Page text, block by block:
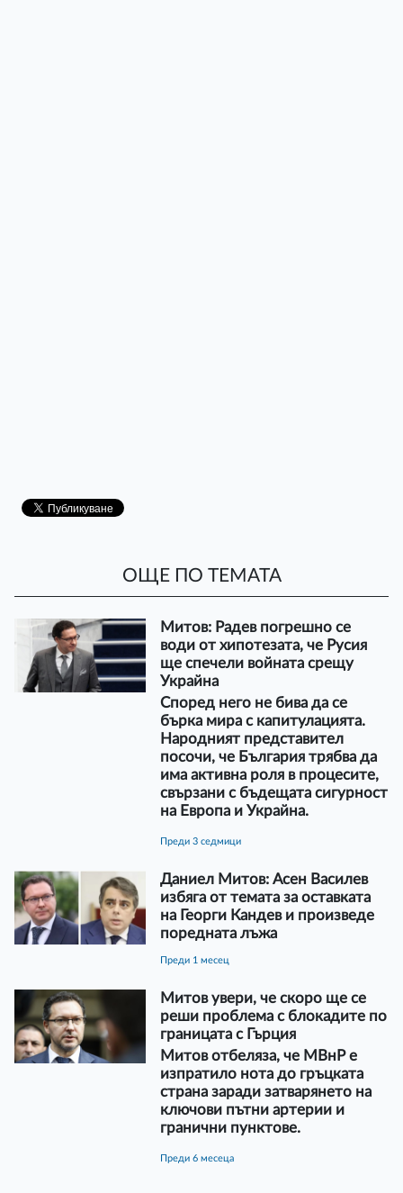
ОЩЕ ПО ТЕМАТА
Митов: Радев погрешно се
води от хипотезата, че Русия
ще спечели войната срещу
Украйна
Според него не бива да се
бърка мира с капитулацията.
Народният представител
посочи, че България трябва да
има активна роля в процесите,
свързани с бъдещата сигурност
на Европа и Украйна.
преди 3 седмици
Даниел Митов: Асен Василев
избяга от темата за оставката
на Георги Кандев и произведе
поредната лъжа
преди 1 месец
Митов увери, че скоро ще се
реши проблема с блокадите по
границата с Гърция
Митов отбеляза, че МВнР е
изпратило нота до гръцката
страна заради затварянето на
ключови пътни артерии и
гранични пунктове.
преди 6 месеца